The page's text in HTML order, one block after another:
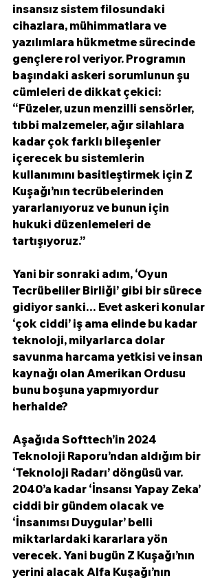
insansız sistem filosundaki
cihazlara, mühimmatlara ve
yazılımlara hükmetme sürecinde
gençlere rol veriyor. Programın
başındaki askeri sorumlunun şu
cümleleri de dikkat çekici:
“Füzeler, uzun menzilli sensörler,
tıbbi malzemeler, ağır silahlara
kadar çok farklı bileşenler
içerecek bu sistemlerin
kullanımını basitleştirmek için Z
Kuşağı’nın tecrübelerinden
yararlanıyoruz ve bunun için
hukuki düzenlemeleri de
tartışıyoruz.”
Yani bir sonraki adım, ‘Oyun
Tecrübeliler Birliği’ gibi bir sürece
gidiyor sanki… Evet askeri konular
‘çok ciddi’ iş ama elinde bu kadar
teknoloji, milyarlarca dolar
savunma harcama yetkisi ve insan
kaynağı olan Amerikan Ordusu
bunu boşuna yapmıyordur
herhalde?
Aşağıda Softtech’in 2024
Teknoloji Raporu’ndan aldığım bir
‘Teknoloji Radarı’ döngüsü var.
2040’a kadar ‘İnsansı Yapay Zeka’
ciddi bir gündem olacak ve
‘İnsanımsı Duygular’ belli
miktarlardaki kararlara yön
verecek. Yani bugün Z Kuşağı’nın
yerini alacak Alfa Kuşağı’nın